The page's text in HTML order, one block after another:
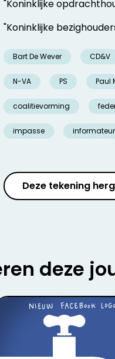
"Koninklijke
"Koninklijke
Bart De Wever CD&V
N-VA PS Paul
coalitievorming
impasse informateur
Deze tekening
deze